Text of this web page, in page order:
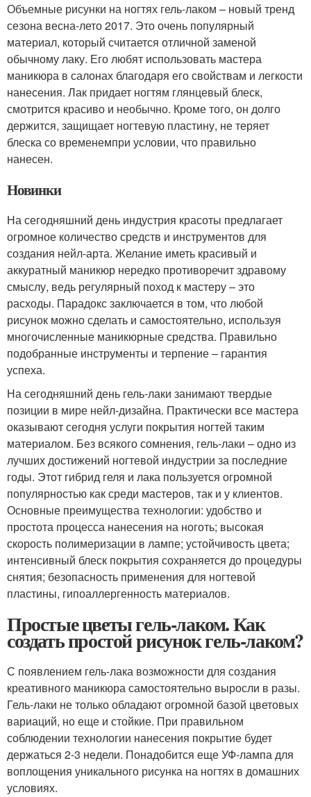
Объемные рисунки на ногтях гель-лаком – новый тренд
сезона весна-лето 2017. Это очень популярный
материал, который считается отличной заменой
обычному лаку. Его любят использовать мастера
маникюра в салонах благодаря его свойствам и легкости
нанесения. Лак придает ногтям глянцевый блеск,
смотрится красиво и необычно. Кроме того, он долго
держится, защищает ногтевую пластину, не теряет
блеска со временемпри условии, что правильно
нанесен.
Новинки
На сегодняшний день индустрия красоты предлагает
огромное количество средств и инструментов для
создания нейл-арта. Желание иметь красивый и
аккуратный маникюр нередко противоречит здравому
смыслу, ведь регулярный поход к мастеру – это
расходы. Парадокс заключается в том, что любой
рисунок можно сделать и самостоятельно, используя
многочисленные маникюрные средства. Правильно
подобранные инструменты и терпение – гарантия
успеха.
На сегодняшний день гель-лаки занимают твердые
позиции в мире нейл-дизайна. Практически все мастера
оказывают сегодня услуги покрытия ногтей таким
материалом. Без всякого сомнения, гель-лаки – одно из
лучших достижений ногтевой индустрии за последние
годы. Этот гибрид геля и лака пользуется огромной
популярностью как среди мастеров, так и у клиентов.
Основные преимущества технологии: удобство и
простота процесса нанесения на ноготь; высокая
скорость полимеризации в лампе; устойчивость цвета;
интенсивный блеск покрытия сохраняется до процедуры
снятия; безопасность применения для ногтевой
пластины, гипоаллергенность материалов.
Простые цветы гель-лаком. Как
создать простой рисунок гель-лаком?
С появлением гель-лака возможности для создания
креативного маникюра самостоятельно выросли в разы.
Гель-лаки не только обладают огромной базой цветовых
вариаций, но еще и стойкие. При правильном
соблюдении технологии нанесения покрытие будет
держаться 2-3 недели. Понадобится еще УФ-лампа для
воплощения уникального рисунка на ногтях в домашних
условиях.